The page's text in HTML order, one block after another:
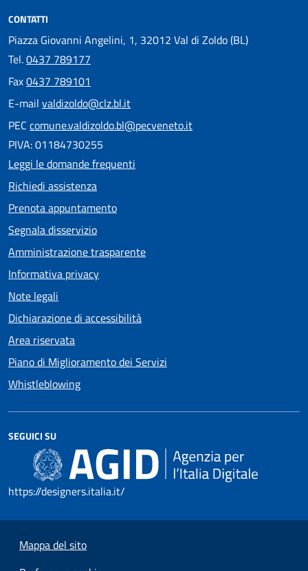
CONTATTI
Piazza Giovanni Angelini, 1, 32012 Val di Zoldo (BL)
Tel.0437 789177
Fax0437 789101
E-mail valdizoldo@clz.bl.it
PEC comune.valdizoldo.bl@pecveneto.it
PIVA: 01184730255
Leggi le domande frequenti
Richiedi assistenza
Prenota appuntamento
Segnala disservizio
Amministrazione trasparente
Informativa privacy
Note legali
Dichiarazione di accessibilità
Area riservata
Piano di Miglioramento dei Servizi
Whistleblowing
SEGUICI SU
https://designers.italia.it/
Mappa del sito